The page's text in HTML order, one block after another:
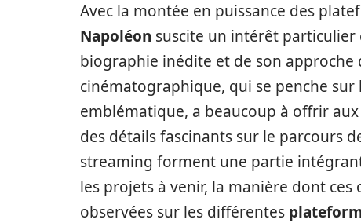
Avec la montée en puissance des
Napoléon suscite un intérêt
biographie inédite et de son
cinématographique, qui se penche
emblématique, a beaucoup à offrir
des détails fascinants sur le parcours
streaming forment une partie
les projets à venir, la manière dont
observées sur les différentes